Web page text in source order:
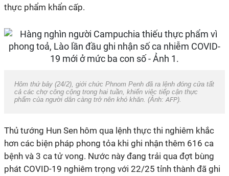
thực phẩm khẩn cấp.
Hôm thứ bảy (24/2), giới chức Phnom Penh đã ra lệnh đóng cửa tất
cả các chợ công cộng trong hai tuần, khiến việc tiếp cận thực
phẩm của người dân càng trở nên khó khăn. (Ảnh:AFP).
Thủ tướng Hun Sen hôm qua lệnh thực thi nghiêm khắc
hơn các biện pháp phong tỏa khi ghi nhận thêm 616 ca
bệnh và 3 ca tử vong. Nước này đang trải qua đợt bùng
phát COVID-19 nghiêm trọng với 22/25 tỉnh thành đã ghi